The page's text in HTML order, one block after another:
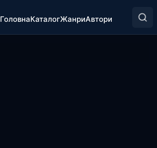
ГоловнаКаталогЖанриАвтори